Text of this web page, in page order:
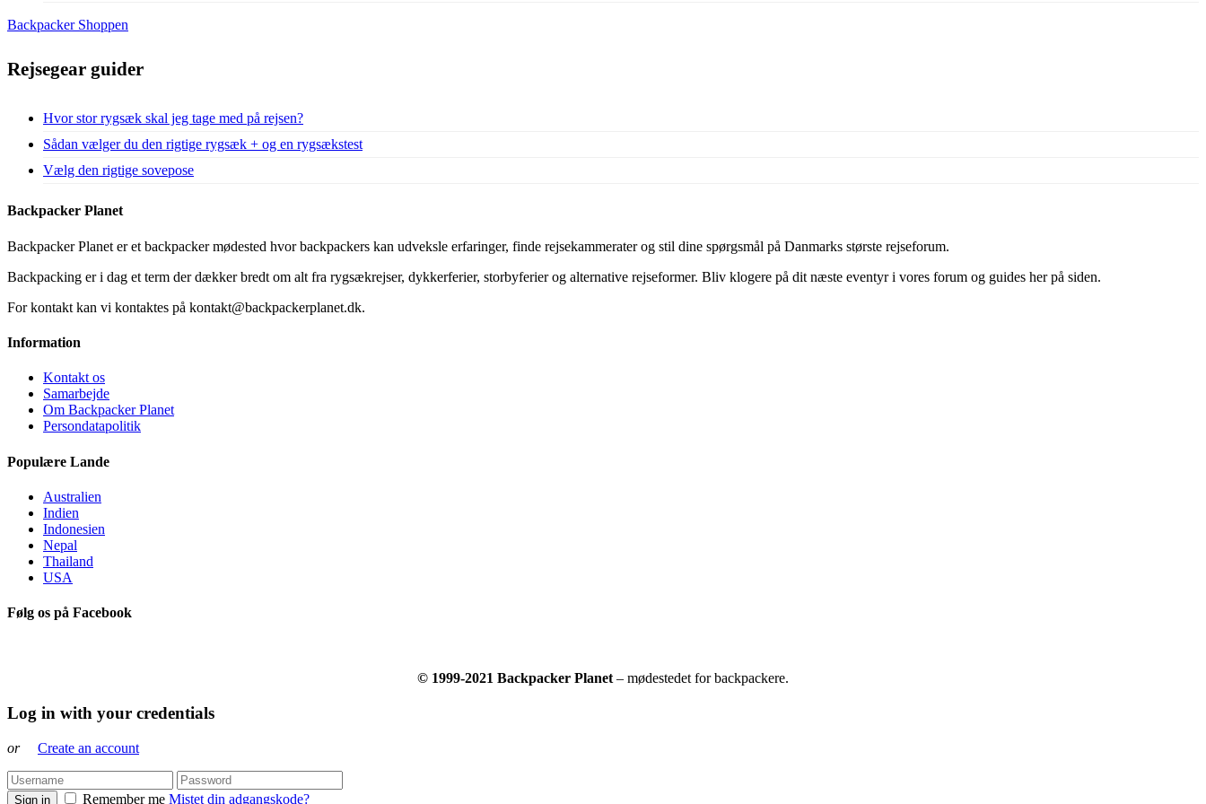
Backpacker Shoppen
Rejsegear guider
Hvor stor rygsæk skal jeg tage med på rejsen?
Sådan vælger du den rigtige rygsæk + og en rygsækstest
Vælg den rigtige sovepose
Backpacker Planet
Backpacker Planet er et backpacker mødested hvor backpackers kan udveksle erfaringer, finde rejsekammerater og stil dine spørgsmål på Danmarks største rejseforum.
Backpacking er i dag et term der dækker bredt om alt fra rygsækrejser, dykkerferier, storbyferier og alternative rejseformer. Bliv klogere på dit næste eventyr i vores forum og guides her på siden.
For kontakt kan vi kontaktes på kontakt@backpackerplanet.dk.
Information
Kontakt os
Samarbejde
Om Backpacker Planet
Persondatapolitik
Populære Lande
Australien
Indien
Indonesien
Nepal
Thailand
USA
Følg os på Facebook
© 1999-2021 Backpacker Planet – mødestedet for backpackere.
Log in with your credentials
or Create an account
Sign in Remember me Mistet din adgangskode?